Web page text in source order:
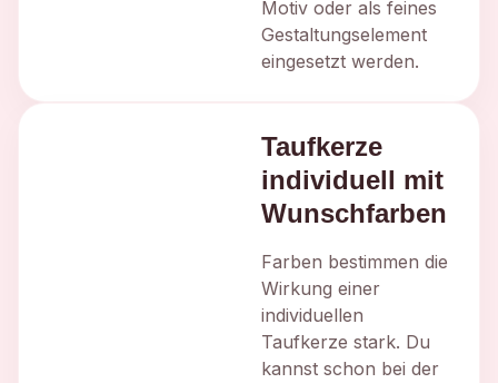
Motiv oder als feines
Gestaltungselement
eingesetzt werden.
Taufkerze
individuell mit
Wunschfarben
Farben bestimmen die
Wirkung einer
individuellen
Taufkerze stark. Du
kannst schon bei der